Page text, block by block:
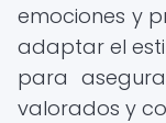
emociones y
adaptar el
para
valorados y